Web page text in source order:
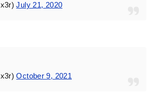
July 21, 2020
October 9, 2021